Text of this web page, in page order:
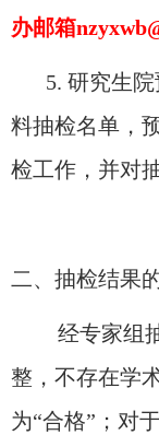
办邮箱
5. 研究生
料抽检名单，
检工作，并对
二、抽检结果
经专家组
整，不存在学
为“合格”；对